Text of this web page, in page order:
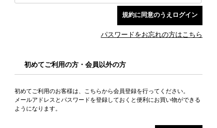
パスワードをお忘れの方はこちら
初めてご利用の方・会員以外の方
初めてご利用のお客様は、こちらから会員登録を行ってください。
メールアドレスとパスワードを登録しておくと便利にお買い物ができる
ようになります。